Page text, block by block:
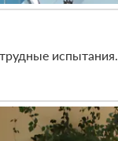
испытания.